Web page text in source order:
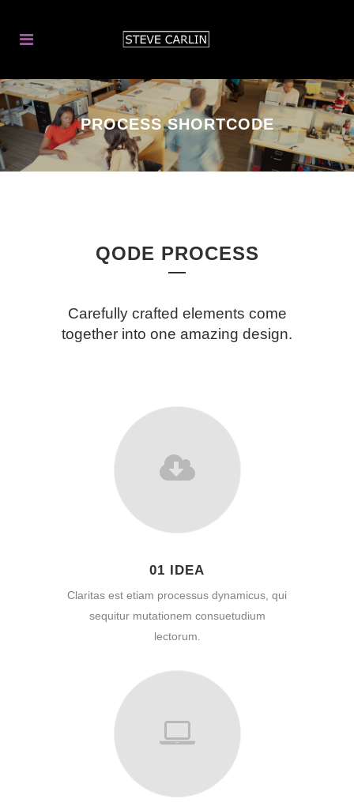
PROCESS SHORTCODE
QODE PROCESS
Carefully crafted elements come
together into one amazing design.
01 IDEA
Claritas est etiam processus dynamicus, qui
sequitur mutationem consuetudium
lectorum.